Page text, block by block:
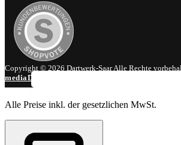
Copyright © 2026 Dartwerk-Saar Alle Rechte
mediaDIV
Alle Preise inkl. der gesetzlichen MwSt.